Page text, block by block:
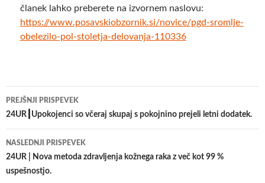
članek lahko preberete na izvornem naslovu:
https://www.posavskiobzornik.si/novice/pgd-sromlje-
obelezilo-pol-stoletja-delovanja-110336
Krmarjenje
po
prispevkih
PREJŠNJI PRISPEVEK
24UR┃Upokojenci so včeraj skupaj s pokojnino prejeli letni dodatek.
NASLEDNJI PRISPEVEK
24UR | Nova metoda zdravljenja kožnega raka z več kot 99 %
uspešnostjo.️